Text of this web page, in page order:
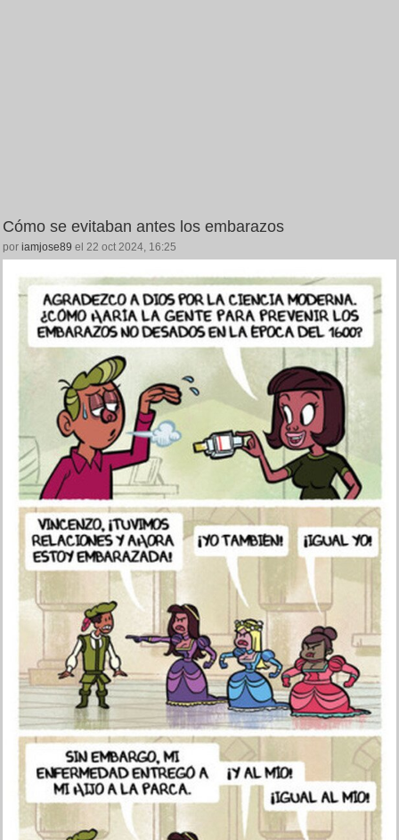
Cómo se evitaban antes los embarazos
por iamjose89 el 22 oct 2024, 16:25